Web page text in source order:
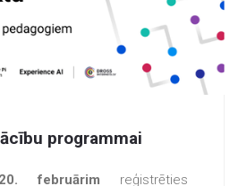
programmai
februārim reģistrēties